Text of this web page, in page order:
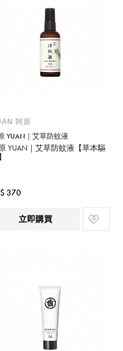
阿原
YUAN｜艾草防蚊液
YUAN｜艾草防蚊液【草本驅
370
立即購買